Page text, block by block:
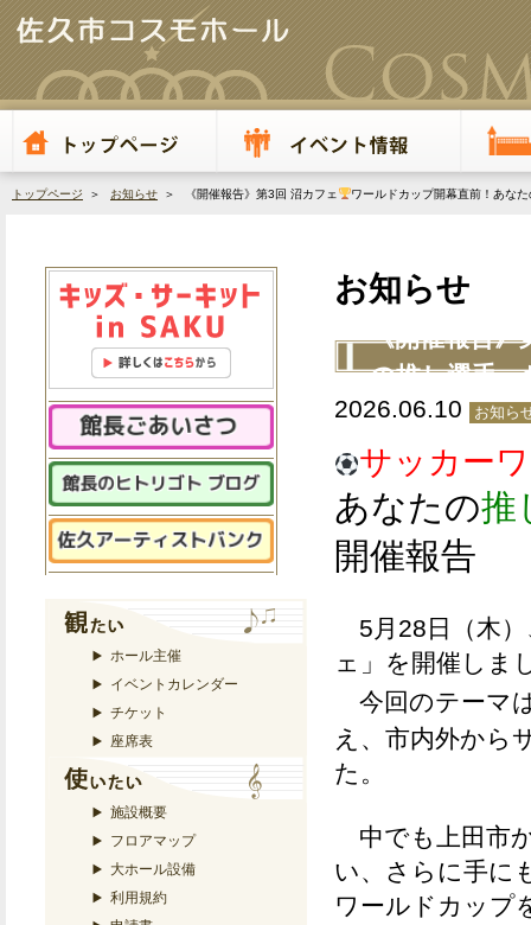
トップページ ＞ お知らせ ＞ 《開催報告》第3回 沼カフェ ワールドカップ開幕直前！あな
ホール主催
イベントカレンダー
チケット
座席表
施設概要
フロアマップ
大ホール設備
利用規約
お知らせ
《開催報告》
の推し選手
2026.06.10
お知ら
サッカー
あなたの推
開催報告
5月28日（木）
ェ」を開催しま
今回のテーマ
え、市内外から
た。
中でも上田市
い、さらに手に
ワールドカップ